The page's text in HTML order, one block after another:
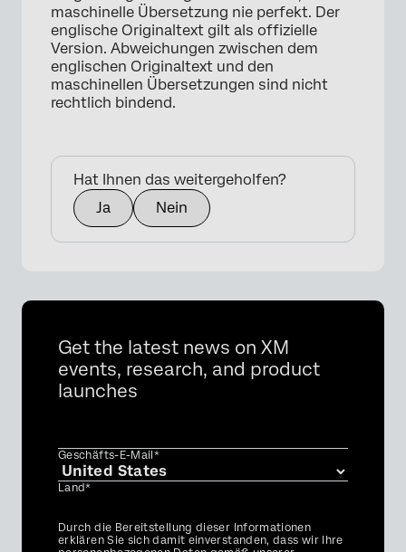
maschinelle Übersetzung nie perfekt. Der
englische Originaltext gilt als offizielle
Version. Abweichungen zwischen dem
englischen Originaltext und den
maschinellen Übersetzungen sind nicht
rechtlich bindend.
Hat Ihnen das weitergeholfen?
Ja
Nein
Get the latest news on XM
events, research, and product
launches
Geschäfts-E-Mail*
Land*
Privacy
Optin
Durch die Bereitstellung dieser Informationen
erklären Sie sich damit einverstanden, dass wir Ihre